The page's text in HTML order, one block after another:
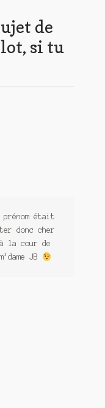
de
si tu
prénom était
donc cher
la cour de
JB